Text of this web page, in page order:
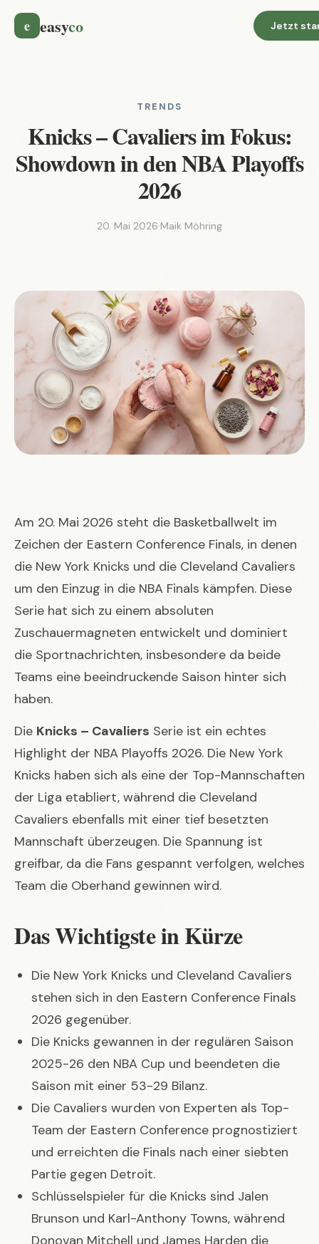
e easyco Jetzt
TRENDS
Knicks – Cavaliers im Fokus:
Showdown in den NBA Playoffs
2026
20. Mai 2026·Maik Möhring
Am 20. Mai 2026 steht die Basketballwelt im
Zeichen der Eastern Conference Finals, in denen
die New York Knicks und die Cleveland Cavaliers
um den Einzug in die NBA Finals kämpfen. Diese
Serie hat sich zu einem absoluten
Zuschauermagneten entwickelt und dominiert
die Sportnachrichten, insbesondere da beide
Teams eine beeindruckende Saison hinter sich
haben.
Die Knicks – Cavaliers Serie ist ein echtes
Highlight der NBA Playoffs 2026. Die New York
Knicks haben sich als eine der Top-Mannschaften
der Liga etabliert, während die Cleveland
Cavaliers ebenfalls mit einer tief besetzten
Mannschaft überzeugen. Die Spannung ist
greifbar, da die Fans gespannt verfolgen, welches
Team die Oberhand gewinnen wird.
Das Wichtigste in Kürze
Die New York Knicks und Cleveland Cavaliers
stehen sich in den Eastern Conference Finals
2026 gegenüber.
Die Knicks gewannen in der regulären Saison
2025-26 den NBA Cup und beendeten die
Saison mit einer 53-29 Bilanz.
Die Cavaliers wurden von Experten als Top-
Team der Eastern Conference prognostiziert
und erreichten die Finals nach einer siebten
Partie gegen Detroit.
Schlüsselspieler für die Knicks sind Jalen
Brunson und Karl-Anthony Towns, während
Donovan Mitchell und James Harden die